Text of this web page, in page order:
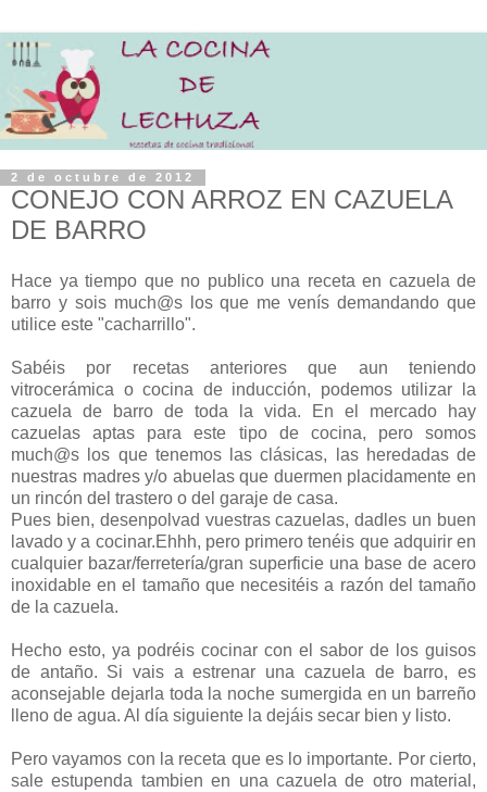
2 de octubre de 2012
CONEJO CON ARROZ EN CAZUELA
DE BARRO
Hace ya tiempo que no publico una receta en cazuela de
barro y sois much@s los que me venís demandando que
utilice este "cacharrillo".
Sabéis por recetas anteriores que aun teniendo
vitrocerámica o cocina de inducción, podemos utilizar la
cazuela de barro de toda la vida. En el mercado hay
cazuelas aptas para este tipo de cocina, pero somos
much@s los que tenemos las clásicas, las heredadas de
nuestras madres y/o abuelas que duermen placidamente en
un rincón del trastero o del garaje de casa.
Pues bien, desenpolvad vuestras cazuelas, dadles un buen
lavado y a cocinar.Ehhh, pero primero tenéis que adquirir en
cualquier bazar/ferretería/gran superficie una base de acero
inoxidable en el tamaño que necesitéis a razón del tamaño
de la cazuela.
Hecho esto, ya podréis cocinar con el sabor de los guisos
de antaño. Si vais a estrenar una cazuela de barro, es
aconsejable dejarla toda la noche sumergida en un barreño
lleno de agua. Al día siguiente la dejáis secar bien y listo.
Pero vayamos con la receta que es lo importante. Por cierto,
sale estupenda tambien en una cazuela de otro material,